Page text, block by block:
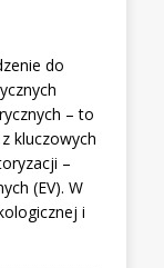
do
– to
kluczowych
–
(EV). W
i